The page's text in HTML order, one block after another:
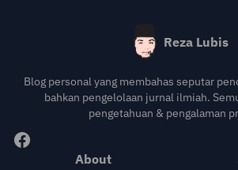
Reza Lubis
Blog personal yang membahas seputar
bahkan pengelolaan jurnal ilmiah.
pengetahuan & pengalaman
About